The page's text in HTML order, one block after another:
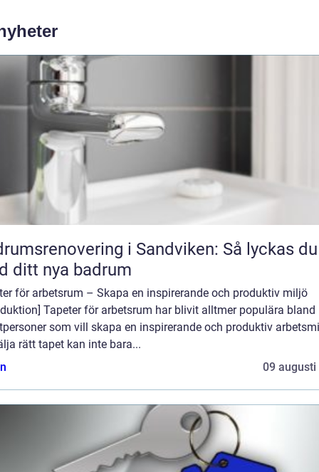
i Sandviken: Så lyckas du
ditt nya badrum
för arbetsrum – Skapa en inspirerande och produktiv miljö
Tapeter för arbetsrum har blivit alltmer populära bland
som vill skapa en inspirerande och produktiv
rätt tapet kan inte bara...
09 augusti